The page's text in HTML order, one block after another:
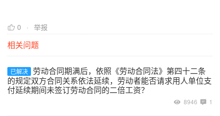
0 举报
相关问题
已解决
劳动合同期满后，依照《劳动合同法》第四十二条
的规定双方合同关系依法延续，劳动者能否请求用人单位支
付延续期间未签订劳动合同的二倍工资？
8946 1